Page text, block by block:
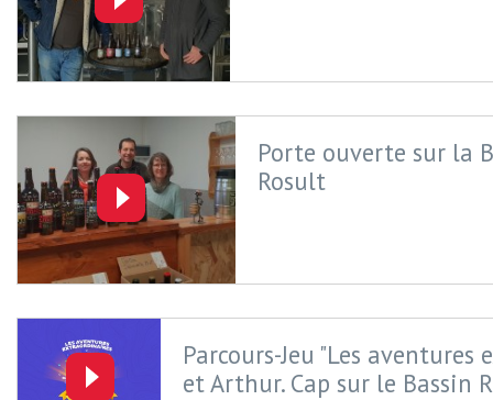
Porte ouverte sur la
Rosult
Parcours-Jeu "Les
et Arthur. Cap sur le Bassin